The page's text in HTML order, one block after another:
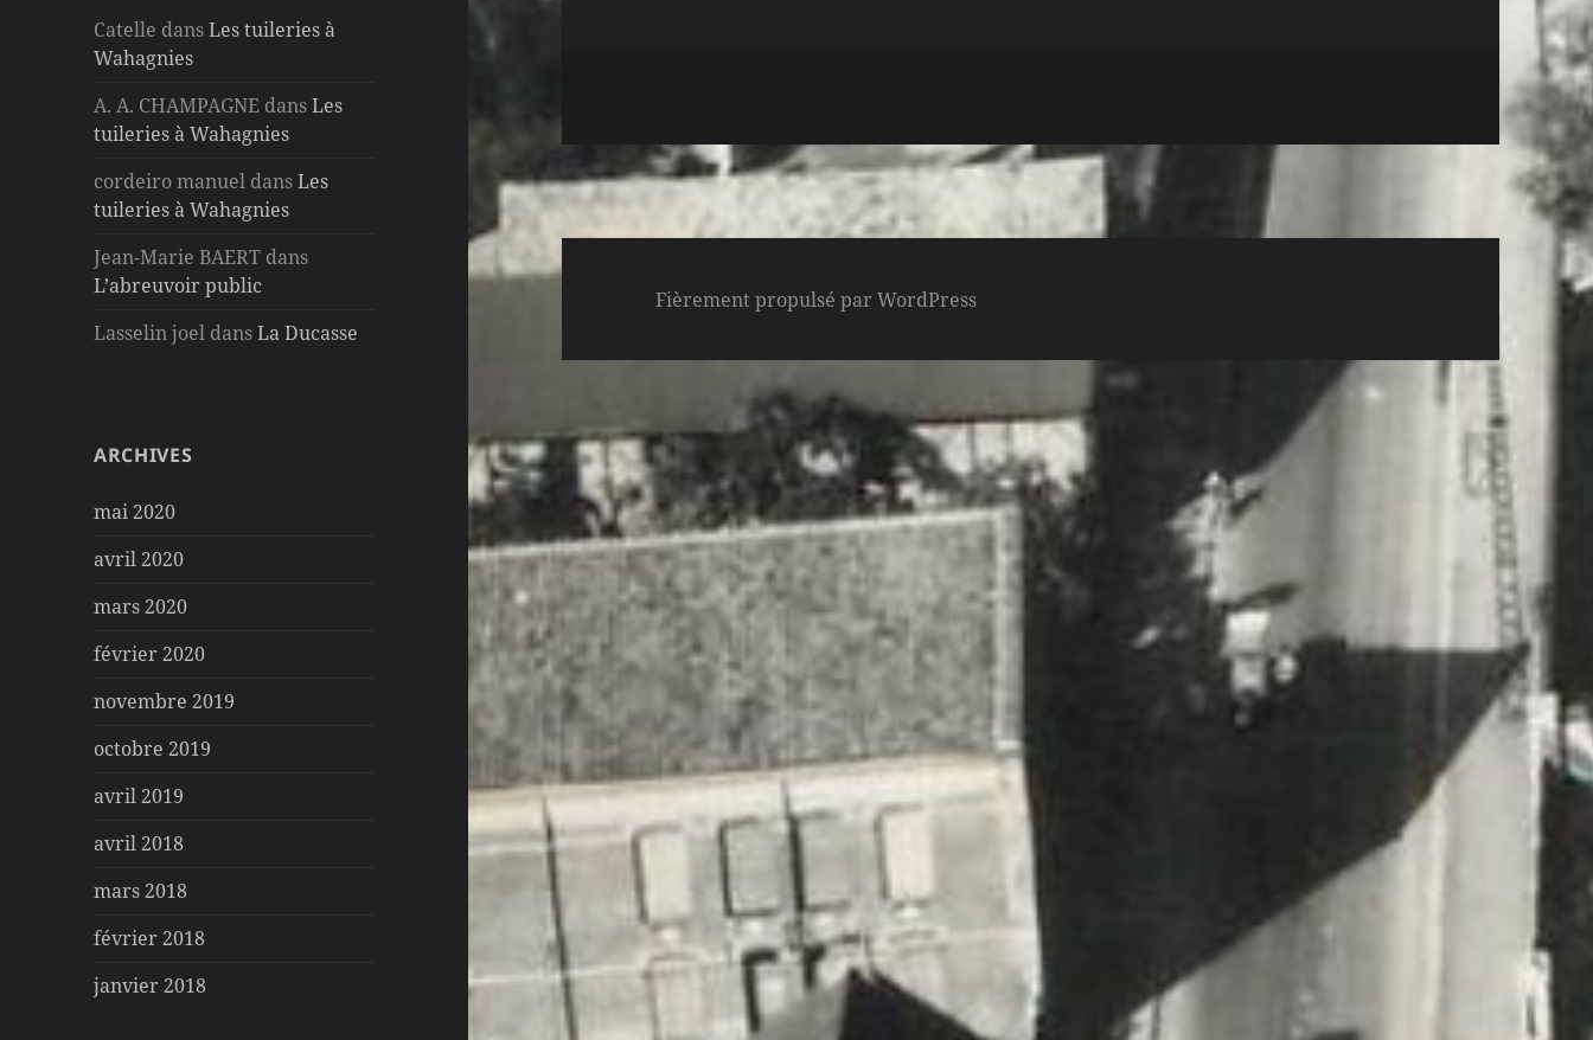
Catelle dansLes tuileries à
Wahagnies
A. A. CHAMPAGNE dansLes
tuileries à Wahagnies
cordeiro manuel dansLes
tuileries à Wahagnies
Jean-Marie BAERT dans
L’abreuvoir public
Lasselin joel dansLa Ducasse
ARCHIVES
mai 2020
avril 2020
mars 2020
février 2020
novembre 2019
octobre 2019
avril 2019
avril 2018
mars 2018
février 2018
janvier 2018
Fièrement propulsé par WordPress